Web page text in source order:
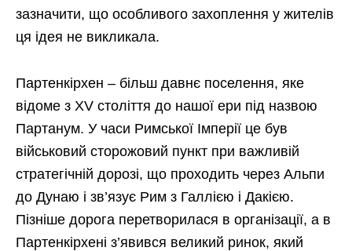
зазначити, що особливого захоплення у жителів
ця ідея не викликала.
Партенкірхен – більш давнє поселення, яке
відоме з XV століття до нашої ери під назвою
Партанум. У часи Римської Імперії це був
військовий сторожовий пункт при важливій
стратегічній дорозі, що проходить через Альпи
до Дунаю і зв’язує Рим з Галлією і Дакією.
Пізніше дорога перетворилася в організації, а в
Партенкірхені з’явився великий ринок, який